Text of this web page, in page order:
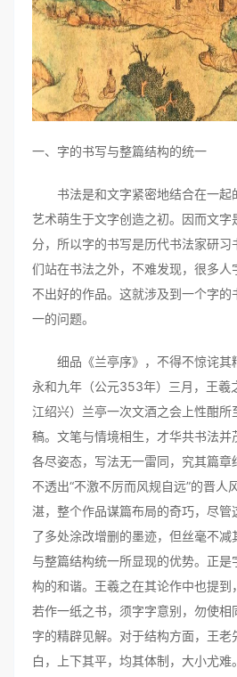
一、字的书写与整篇结构的统一
书法是和文字紧密地结合在一起
艺术萌生于文字创造之初。因而文字
分，所以字的书写是历代书法家研
们站在书法之外，不难发现，很多人
不出好的作品。这就涉及到一个字
一的问题。
细品《兰亭序》，不得不惊诧其
永和九年（公元353年）三月，王羲
江绍兴）兰亭一次文酒之会上性酣
稿。文笔与情境相生，才华共书法并
各尽姿态，写法无一雷同，究其篇章
不透出“不激不厉而风规自远”的晋人
湛，整个作品谋篇布局的奇巧，尽管
了多处涂改增删的墨迹，但丝毫不减
与整篇结构统一所显现的优势。正是
构的和谐。王羲之在其论作中也提到
若作一纸之书，须字字意别，勿使相
字的精辟见解。对于结构方面，王老
白，上下其平，均其体制，大小尤